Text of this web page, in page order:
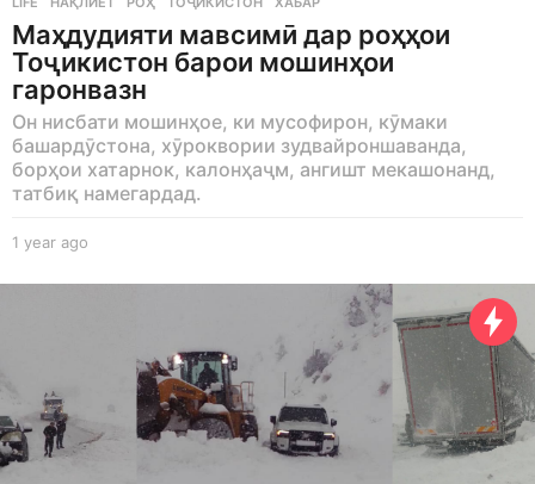
Маҳдудияти мавсимӣ дар роҳҳои
Тоҷикистон барои мошинҳои
гаронвазн
Он нисбати мошинҳое, ки мусофирон, кӯмаки
башардӯстона, хӯроквории зудвайроншаванда,
борҳои хатарнок, калонҳаҷм, ангишт мекашонанд,
татбиқ намегардад.
1 year ago
e